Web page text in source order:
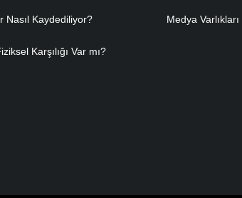
Nasıl Kaydediliyor?
Karşılığı Var mı?
Medya Varlıkları